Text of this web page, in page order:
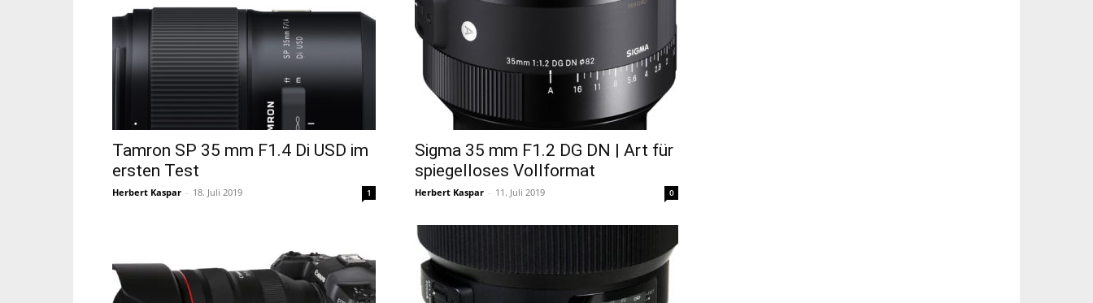
Tamron SP 35 mm F1.4 Di USD im
ersten Test
Herbert Kaspar - 18. Juli 2019 1
Sigma 35 mm F1.2 DG DN | Art für
spiegelloses Vollformat
Herbert Kaspar - 11. Juli 2019 0